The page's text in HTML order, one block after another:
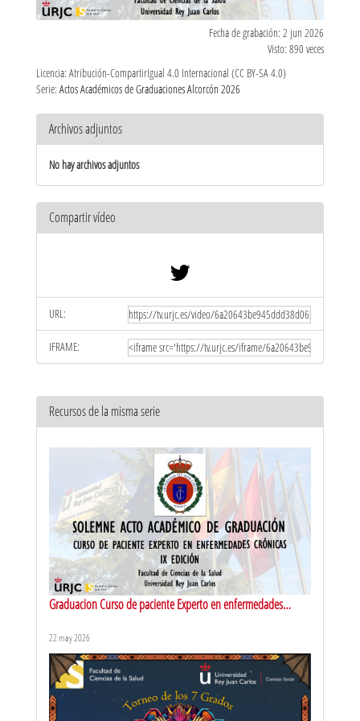
Fecha de grabación: 2 jun 2026
Visto: 890 veces
Licencia: Atribución-CompartirIgual 4.0 Internacional (CC BY-SA 4.0)
Serie: Actos Académicos de Graduaciones Alcorcón 2026
Archivos adjuntos
No hay archivos adjuntos
Compartir vídeo
URL:
IFRAME:
Recursos de la misma serie
Graduacion Curso de paciente Experto en enfermedades
22 may 2026